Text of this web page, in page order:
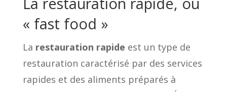
« fast food »
La restauration rapide est un type de
restauration caractérisé par des services
rapides et des aliments préparés à